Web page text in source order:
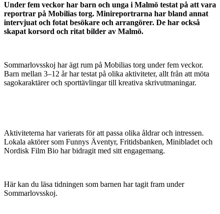
Under fem veckor har barn och unga i Malmö testat på att vara
reportrar på Mobilias torg. Minireportrarna har bland annat
intervjuat och fotat besökare och arrangörer. De har också
skapat korsord och ritat bilder av Malmö.
Sommarlovsskoj har ägt rum på Mobilias torg under fem veckor.
Barn mellan 3–12 år har testat på olika aktiviteter, allt från att möta
sagokaraktärer och sporttävlingar till kreativa skrivutmaningar.
Aktiviteterna har varierats för att passa olika åldrar och intressen.
Lokala aktörer som Funnys Äventyr, Fritidsbanken, Minibladet och
Nordisk Film Bio har bidragit med sitt engagemang.
Här kan du läsa tidningen som barnen har tagit fram under
Sommarlovsskoj.